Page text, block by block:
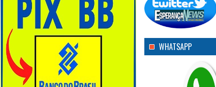
WHATSAPP